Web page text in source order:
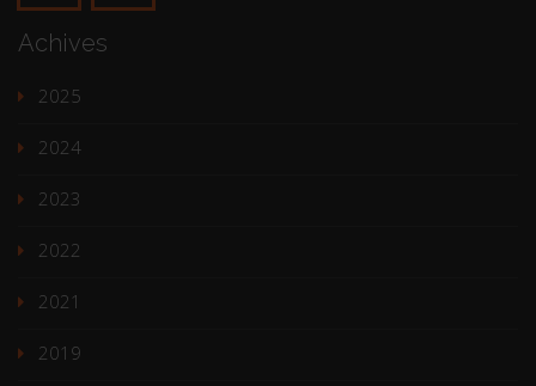
Achives
2025
2024
2023
2022
2021
2019